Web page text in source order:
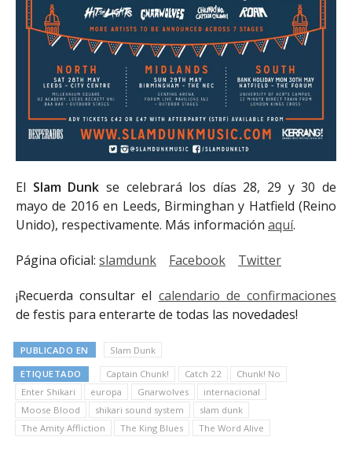
El Slam Dunk se celebrará los días 28, 29 y 30 de
mayo de 2016 en Leeds, Birminghan y Hatfield (Reino
Unido), respectivamente. Más información aquí.
Página oficial: slamdunk Facebook Twitter
¡Recuerda consultar el calendario de confirmaciones
de festis para enterarte de todas las novedades!
PUBLICADO EN Slam Dunk
ETIQUETADO Captain Chunk! Catch 22
Chunk! No
Enter Shikari
europa Gnarwolves
internacional
Moose Blood
shikari sound system
slam dunk
The Amity Affliction
The King Blues The Word Alive